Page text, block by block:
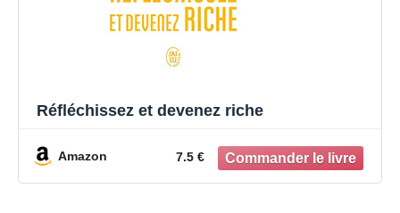
Réfléchissez et devenez riche
Amazon 7.5 €